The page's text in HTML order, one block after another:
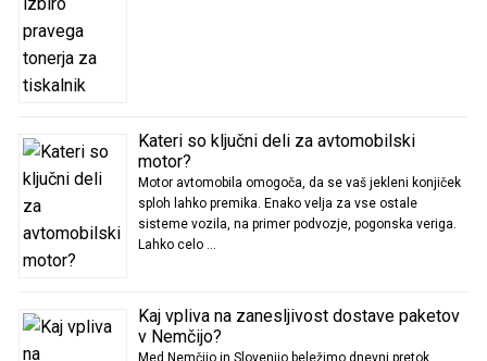
Kateri so ključni deli za avtomobilski
motor?
Motor avtomobila omogoča, da se vaš jekleni konjiček
sploh lahko premika. Enako velja za vse ostale
sisteme vozila, na primer podvozje, pogonska veriga.
Lahko celo …
Kaj vpliva na zanesljivost dostave paketov
v Nemčijo?